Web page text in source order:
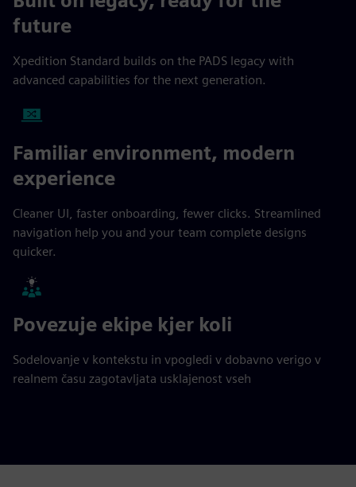
future
Xpedition Standard builds on the PADS legacy with
advanced capabilities for the next generation.
Familiar environment, modern
experience
Cleaner UI, faster onboarding, fewer clicks. Streamlined
navigation help you and your team complete designs
quicker.
Povezuje ekipe kjer koli
Sodelovanje v kontekstu in vpogledi v dobavno verigo v
realnem času zagotavljata usklajenost vseh